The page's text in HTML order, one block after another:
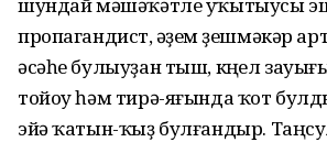
пропагандист, әүҙем үҙешмәкәр
әсәһе булыуҙан тыш, күңел
тойоу һәм тирә-яғында ҡот
эйә ҡатын-ҡыҙ булғандыр.